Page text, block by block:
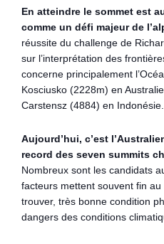
En atteindre le sommet est
comme un défi majeur de
réussite du challenge de
sur l’interprétation des
concerne principalement
Kosciusko (2228m) en
Carstensz (4884) en Indonésie.
Aujourd’hui, c’est
record des seven summits
Nombreux sont les candidats
facteurs mettent souvent fin
trouver, très bonne condition
dangers des conditions